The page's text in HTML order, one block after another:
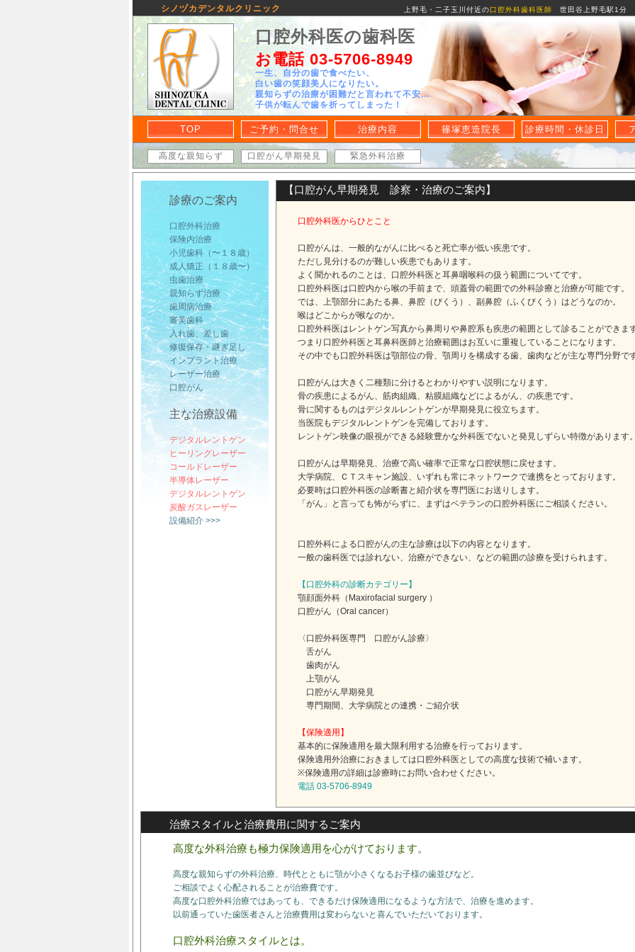
シノヅカデンタルクリニック 上野毛・二子玉川付近の口腔外科歯科医師 世田谷上野毛駅1分
口腔外科医の歯科医
お電話 03-5706-8949
一生、自分の歯で食べたい、
白い歯の笑顔美人になりたい。
親知らずの治療が困難だと言われて不安…
子供が転んで歯を折ってしまった！
TOP ご予約・問合せ 治療内容 篠塚恵造院長 診療時間・休診日
高度な親知らず 口腔がん早期発見 緊急外科治療
【口腔がん早期発見 診察・治療のご案内】
口腔外科医からひとこと
口腔がんは、一般的ながんに比べると死亡率が低い疾患です。
ただし見分けるのが難しい疾患でもあります。
よく聞かれるのことは、口腔外科医と耳鼻咽喉科の扱う範囲についてです。
口腔外科医は口腔内から喉の手前まで、頭蓋骨の範囲での外科診療と治療が可能です。
では、上顎部分にあたる鼻、鼻腔（びくう）、副鼻腔（ふくびくう）はどうなのか。
喉はどこからが喉なのか。
口腔外科医はレントゲン写真から鼻周りや鼻腔系も疾患の範囲として診ることができます
つまり口腔外科医と耳鼻科医師と治療範囲はお互いに重複していることになります。
その中でも口腔外科医は顎部位の骨、顎周りを構成する歯、歯肉などが主な専門分野です
口腔がんは大きく二種類に分けるとわかりやすい説明になります。
骨の疾患によるがん、筋肉組織、粘膜組織などによるがん、の疾患です。
骨に関するものはデジタルレントゲンが早期発見に役立ちます。
当医院もデジタルレントゲンを完備しております。
レントゲン映像の眼視ができる経験豊かな外科医でないと発見しずらい特徴があります。
口腔がんは早期発見、治療で高い確率で正常な口腔状態に戻せます。
大学病院、ＣＴスキャン施設、いずれも常にネットワークで連携をとっております。
必要時は口腔外科医の診断書と紹介状を専門医にお送りします。
「がん」と言っても怖がらずに、まずはベテランの口腔外科医にご相談ください。
口腔外科による口腔がんの主な診療は以下の内容となります。
一般の歯科医では診れない、治療ができない、などの範囲の診療を受けられます。
【口腔外科の診断カテゴリー】
顎顔面外科（Maxirofacial surgery ）
口腔がん（Oral cancer）
〈口腔外科医専門 口腔がん診療〉
舌がん
歯肉がん
上顎がん
口腔がん早期発見
専門期間、大学病院との連携・ご紹介状
【保険適用】
基本的に保険適用を最大限利用する治療を行っております。
保険適用外治療におきましては口腔外科医としての高度な技術で補います。
※保険適用の詳細は診療時にお問い合わせください。
電話 03-5706-8949
診療のご案内
口腔外科治療
保険内治療
小児歯科（〜１８歳）
成人矯正（１８歳〜）
虫歯治療
親知らず治療
歯周病治療
審美歯科
入れ歯、差し歯
修復保存・継ぎ足し
インプラント治療
レーザー治療
口腔がん
主な治療設備
デジタルレントゲン
ヒーリングレーザー
コールドレーザー
半導体レーザー
デジタルレントゲン
炭酸ガスレーザー
設備紹介 >>>
治療スタイルと治療費用に関するご案内
高度な外科治療も極力保険適用を心がけております。
高度な親知らずの外科治療、時代とともに顎が小さくなるお子様の歯並びなど。
ご相談でよく心配されることが治療費です。
高度な口腔外科治療ではあっても、できるだけ保険適用になるような方法で、治療を進めます。
以前通っていた歯医者さんと治療費用は変わらないと喜んでいただいております。
口腔外科治療スタイルとは。